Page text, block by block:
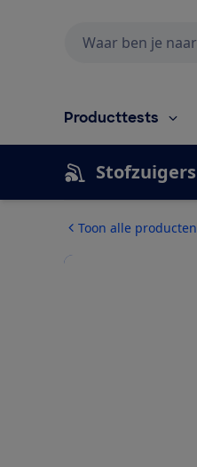
Producttests
Stofzuigers
Toon alle producten